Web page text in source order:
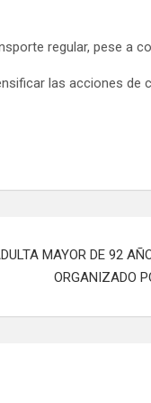
regular, pese a
las acciones
MAYOR DE 92
ORGANIZADO